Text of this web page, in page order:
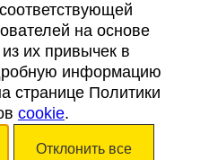
информация
Туристический Совет. Все права
на основе
их привычек в
информацию
странице Политики
cookie.
Отклонить все